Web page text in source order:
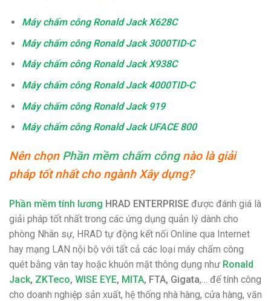
Máy chấm công Ronald Jack X628C
Máy chấm công Ronald Jack 3000TID-C
Máy chấm công Ronald Jack X938C
Máy chấm công Ronald Jack 4000TID-C
Máy chấm công Ronald Jack 919
Máy chấm công Ronald Jack UFACE 800
Nên chọn Phần mềm chấm côngnào là giải
pháp tốt nhất cho ngành Xây dựng?
Phần mềm tính lương HRAD ENTERPRISE được đánh giá là
giải pháp tốt nhất trong các ứng dụng quản lý dành cho
phòng Nhân sự, HRAD tự động kết nối Online qua Internet
hay mạng LAN nội bộ với tất cả các loại máy chấm công
quét bằng vân tay hoặc khuôn mặt thông dụng như Ronald
Jack, ZKTeco, WISE EYE, MITA, FTA, Gigata,… để tính công
cho doanh nghiệp sản xuất, hệ thống nhà hàng, cửa hàng, văn